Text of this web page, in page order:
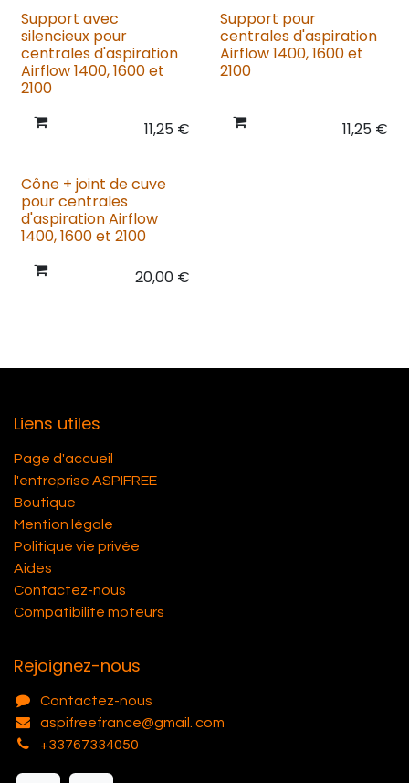
Support avec
silencieux pour
centrales d'aspiration
Airflow 1400, 1600 et
2100
11,25€
Support pour
centrales d'aspiration
Airflow 1400, 1600 et
2100
11,25 €
Cône + joint de cuve
pour centrales
d'aspiration Airflow
1400, 1600 et 2100
20,00€
Liens utiles
Page d'accueil
l'entreprise ASPIFREE
Boutique
Mention légale
Politique vie privée
Aides
Contactez-nous
Compatibilité moteurs
Rejoignez-nous
Contactez-nous
aspifreefrance@gmail. com
+33767334050